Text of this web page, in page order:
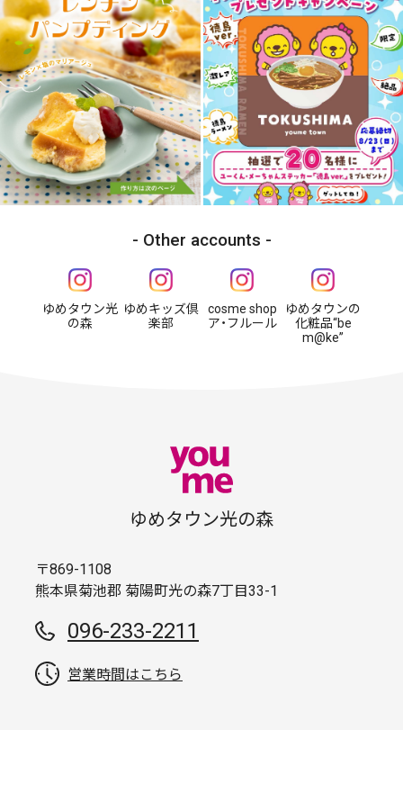
Other accounts
ゆめタウン光
の森
ゆめキッズ倶
楽部
cosme shop
ア・フルール
ゆめタウンの
化粧品“be
m@ke”
ゆめタウン光の森
〒869-1108
熊本県菊池郡 菊陽町光の森7丁目33-1
096-233-2211
営業時間はこちら